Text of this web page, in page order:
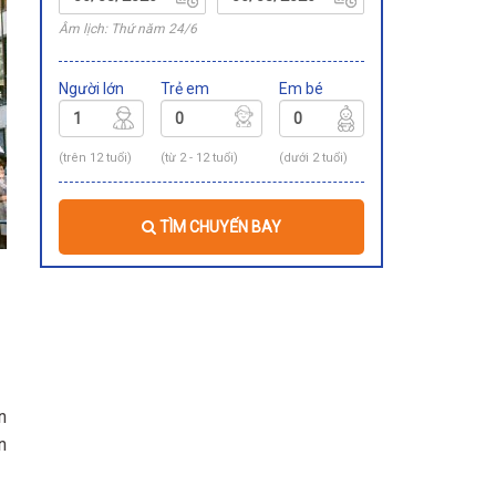
Âm lịch: Thứ năm 24/6
Người lớn
(trên 12 tuổi)
Trẻ em
(từ 2 - 12 tuổi)
Em bé
(dưới 2 tuổi)
TÌM CHUYẾN BAY